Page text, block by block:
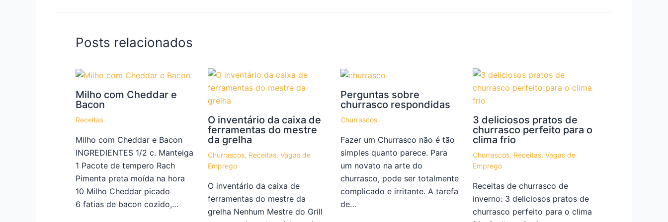
Posts relacionados
Milho com Cheddar e
Bacon
Receitas
Milho com Cheddar e Bacon
INGREDIENTES 1/2 c. Manteiga
1 Pacote de tempero Rach
Pimenta preta moída na hora
10 Milho Cheddar picado
6 fatias de bacon cozido,…
O inventário da caixa de
ferramentas do mestre
da grelha
Churrascos, Receitas,Vagas de
Emprego
O inventário da caixa de
ferramentas do mestre da
grelha Nenhum Mestre do Grill
Perguntas sobre
churrasco respondidas
Churrascos
Fazer um Churrasco não é tão
simples quanto parece. Para
um novato na arte do
churrasco, pode ser totalmente
complicado e irritante. A tarefa
de…
3 deliciosos pratos de
churrasco perfeito para o
clima frio
Churrascos, Receitas, Vagas de
Emprego
Receitas de churrasco de
inverno: 3 deliciosos pratos de
churrasco perfeito para o clima